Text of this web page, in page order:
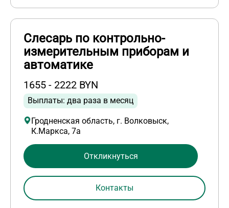
Слесарь по контрольно-
измерительным приборам и
автоматике
1655 - 2222 BYN
Выплаты: два раза в месяц
Гродненская область, г. Волковыск,
К.Маркса, 7а
Откликнуться
Контакты